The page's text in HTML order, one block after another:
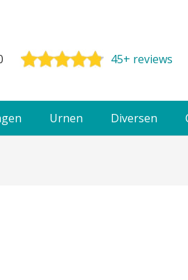
45+ reviews
Urnen Diversen